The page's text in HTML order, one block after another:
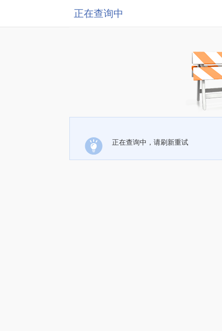
正在查询中
正在查询中，请刷新重试